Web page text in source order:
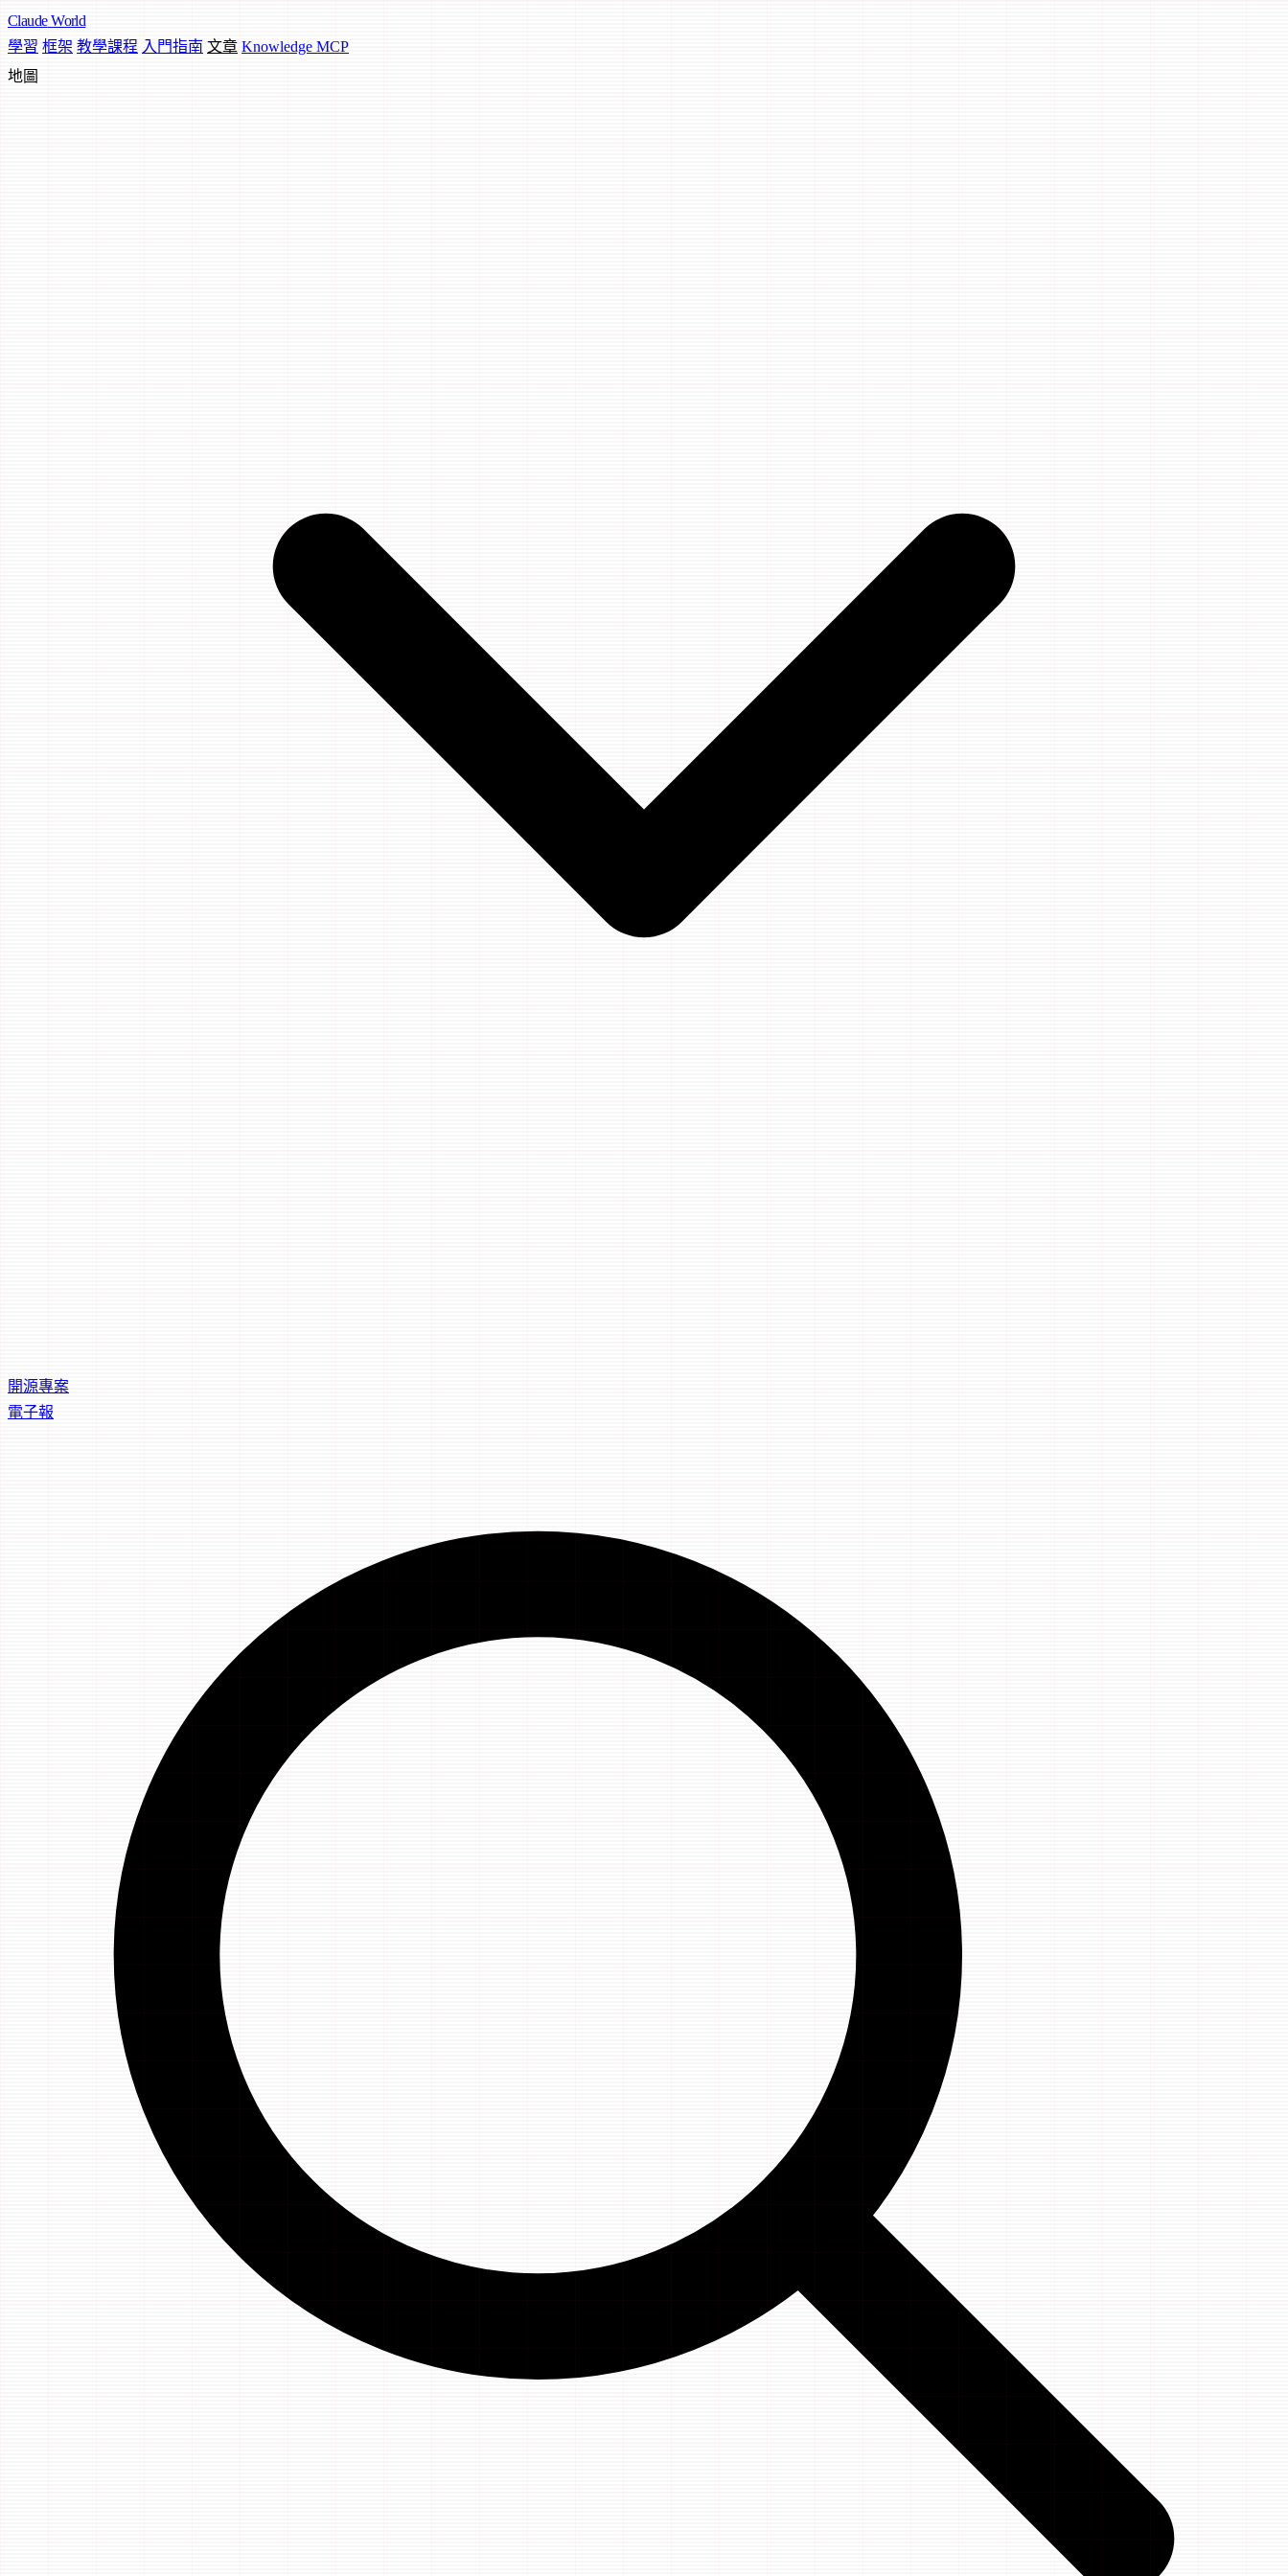
Claude World
學習 框架 教學課程 入門指南 文章 Knowledge MCP
地圖
開源專案
電子報